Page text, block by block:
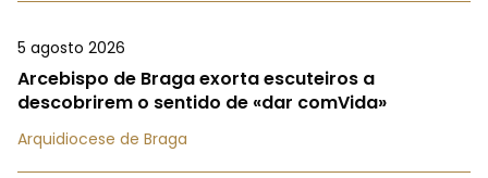
5 agosto 2026
Arcebispo de Braga exorta escuteiros a
descobrirem o sentido de «dar comVida»
Arquidiocese de Braga